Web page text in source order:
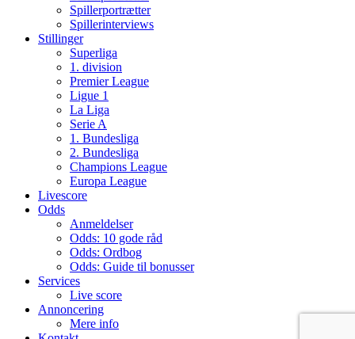
Spillerportrætter
Spillerinterviews
Stillinger
Superliga
1. division
Premier League
Ligue 1
La Liga
Serie A
1. Bundesliga
2. Bundesliga
Champions League
Europa League
Livescore
Odds
Anmeldelser
Odds: 10 gode råd
Odds: Ordbog
Odds: Guide til bonusser
Services
Live score
Annoncering
Mere info